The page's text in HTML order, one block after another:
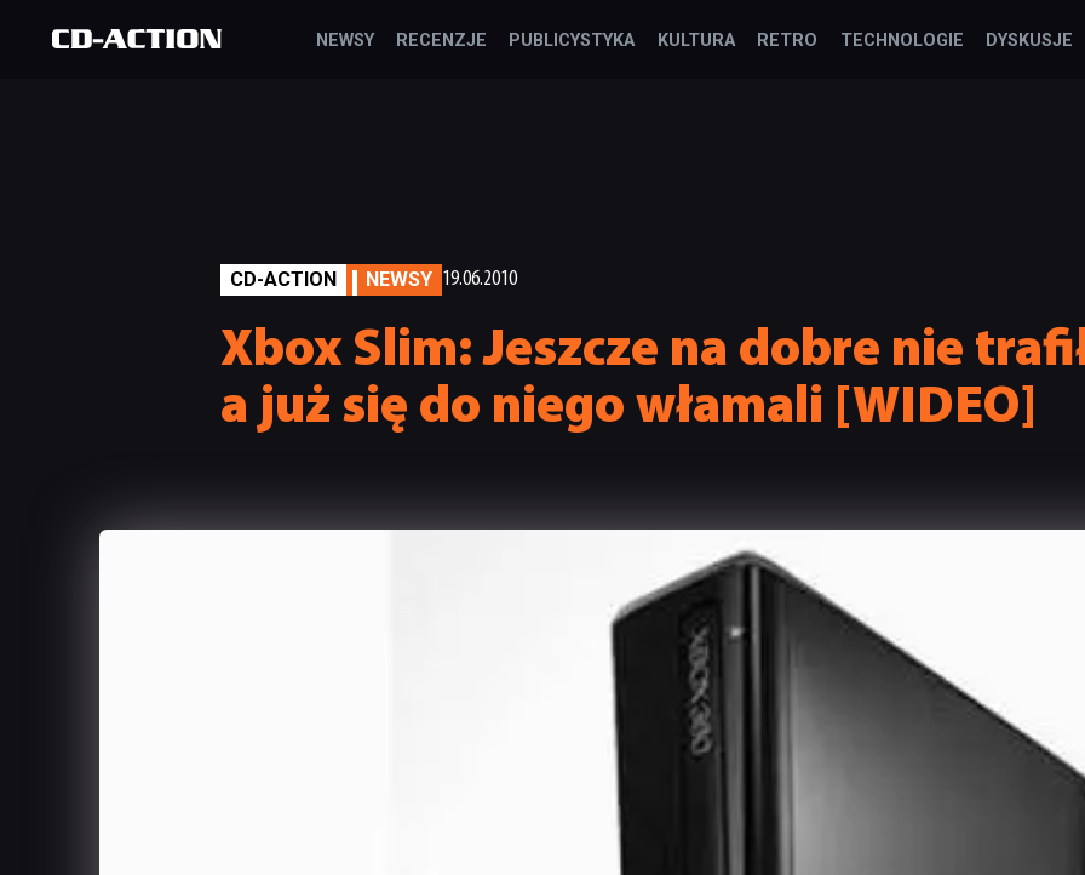
NEWSY RECENZJE PUBLICYSTYKA KULTURA RETRO TECHNOLOGIE DYSKUSJE
CD-ACTION NEWSY 19.06.2010
Xbox Slim: Jeszcze na dobre nie
a już się do niego włamali [WIDEO]